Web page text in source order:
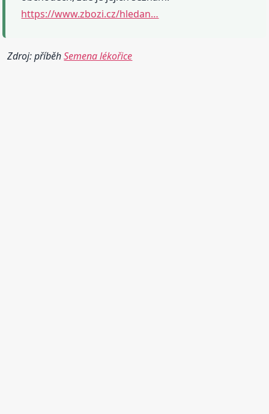
https://www.zbozi.cz/hledan…
Zdroj: příběhSemena lékořice